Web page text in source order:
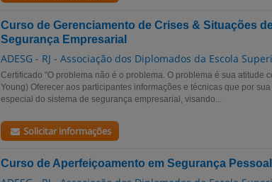
Curso de Gerenciamento de Crises & Situações
Segurança Empresarial
ADESG - RJ - Associação dos Diplomados da Escola
Certificado "O problema não é o problema. O problema é sua atitude
Young) Oferecer aos participantes informações e técnicas que por
especial do sistema de segurança empresarial, visando...
Solicitar informações
Curso de Aperfeiçoamento em Segurança Pessoal